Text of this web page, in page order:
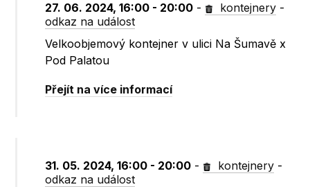
27. 06. 2024, 16:00 - 20:00 - kontejnery -
odkaz na událost
Velkoobjemový kontejner v ulici Na Šumavě x
Pod Palatou
Přejít na více informací
31. 05. 2024, 16:00 - 20:00 - kontejnery -
odkaz na událost